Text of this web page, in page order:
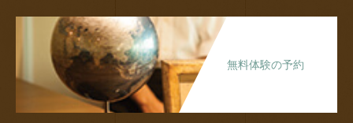
無料体験の予約